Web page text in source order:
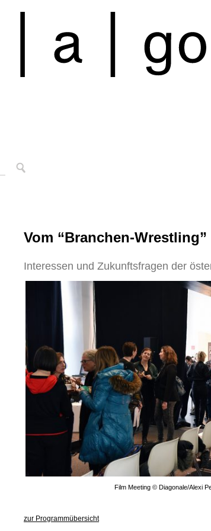
Vom “Branchen-
Interessen und Zukunftsfragen der
Film Meeting © Diagonale/Alexi
zur Programmübersicht